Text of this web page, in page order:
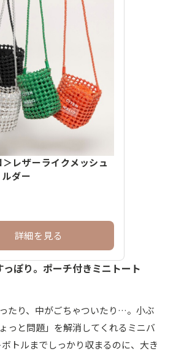
レザーライクメッシュ
ダー
詳細を見る
ぽり。ポーチ付きミニトート
たり、中がごちゃついたり…。小ぶ
っと問題」を解消してくれるミニバ
トルまでしっかり収まるのに、大き